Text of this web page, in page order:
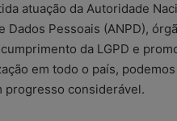
l
atuação da Autoridade
Dados Pessoais (ANPD),
da LGPD e
em todo o país,
progresso considerável.